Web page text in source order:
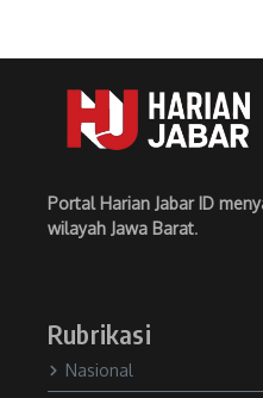
Portal Harian Jabar ID
wilayah Jawa Barat.
Rubrikasi
Nasional